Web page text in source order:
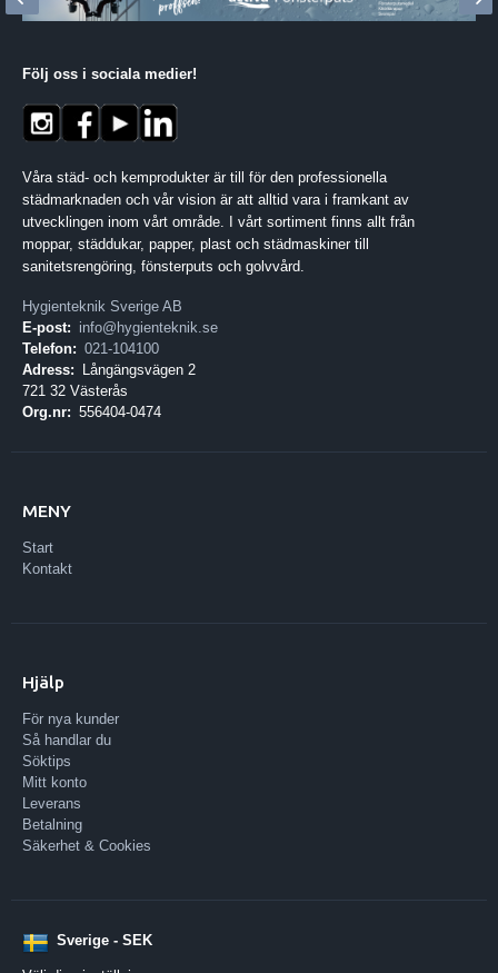
Följ oss i sociala medier!
Våra städ- och kemprodukter är till för den professionella
städmarknaden och vår vision är att alltid vara i framkant av
utvecklingen inom vårt område. I vårt sortiment finns allt från
moppar, städdukar, papper, plast och städmaskiner till
sanitetsrengöring, fönsterputs och golvvård.
Hygienteknik Sverige AB
E-post: info@hygienteknik.se
Telefon: 021-104100
Adress:
Långängsvägen 2
721 32 Västerås
Org.nr: 556404-0474
MENY
Start
Kontakt
Hjälp
För nya kunder
Så handlar du
Söktips
Mitt konto
Leverans
Betalning
Säkerhet & Cookies
Sverige - SEK